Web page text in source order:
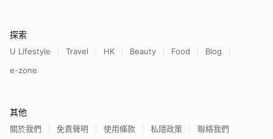
探索
U Lifestyle Travel HK Beauty Food
Blog
e-zone
其他
關於我們 免責聲明 使用條款 私隱政策 聯絡我們